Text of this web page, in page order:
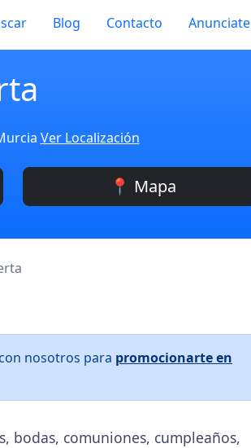
Blog Contacto Anunciate
Ver Localización
📍 Mapa
nosotros para promocionarte en
bodas, comuniones, cumpleaños,